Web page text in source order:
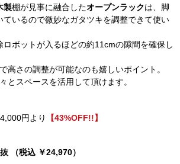
製棚が見事に融合したオープンラックは、脚
ているので微妙なガタツキを調整できて使い
ロボットが入るほどの約11cmの隙間を確保し
高さの調整が可能なのも嬉しいポイント。
とスペースを活用して頂けます。
円より
【43%OFF!!】
（税込 ￥24,970）